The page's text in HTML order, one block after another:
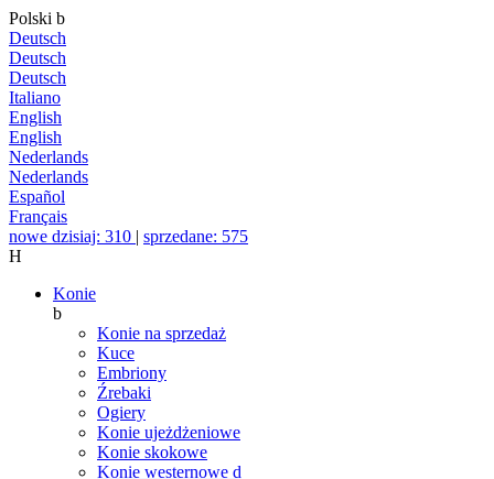
Polski b
Deutsch
Deutsch
Deutsch
Italiano
English
English
Nederlands
Nederlands
Español
Français
nowe dzisiaj: 310 | sprzedane: 575
H
Konie
b
Konie na sprzedaż
Kuce
Embriony
Źrebaki
Ogiery
Konie ujeżdżeniowe
Konie skokowe
Konie westernowe d